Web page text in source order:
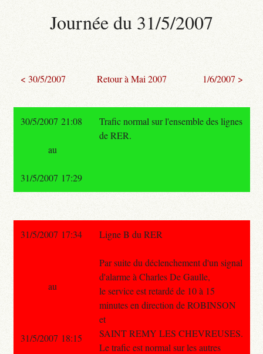
Journée du 31/5/2007
< 30/5/2007 Retour à Mai 2007 1/6/2007 >
30/5/2007 21:08
Trafic normal sur l'ensemble des lignes
de RER.
au
31/5/2007 17:29
31/5/2007 17:34 Ligne B du RER
Par suite du déclenchement d'un signal
d'alarme à Charles De Gaulle,
le service est retardé de 10 à 15
minutes en direction de ROBINSON
et
SAINT REMY LES CHEVREUSES.
Le trafic est normal sur les autres
au
31/5/2007 18:15